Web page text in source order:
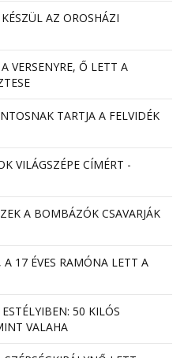
AZ OROSHÁZI
VERSENYRE, Ő LETT A
TARTJA A FELVIDÉK
VILÁGSZÉPE CÍMÉRT -
A BOMBÁZÓK CSAVARJÁK
A 17 ÉVES RAMÓNA LETT A
50 KILÓS
VALAHA